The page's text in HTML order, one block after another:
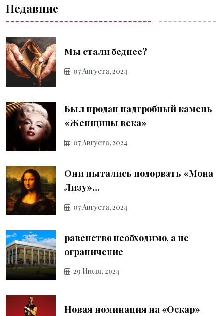
Недавние
Мы стали беднее?
07 Августа, 2024
Был продан надгробный камень
«Женщины века»
07 Августа, 2024
Они пытались подорвать «Мона
Лизу»…
07 Августа, 2024
равенство необходимо, а не
ограничение
29 Июля, 2024
Новая номинация на «Оскар»